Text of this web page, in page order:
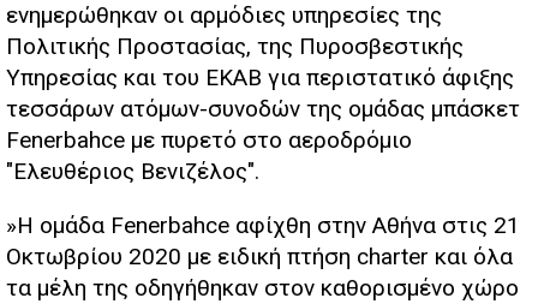
ενημερώθηκαν οι αρμόδιες υπηρεσίες της
Πολιτικής Προστασίας, της Πυροσβεστικής
Υπηρεσίας και του ΕΚΑΒ για περιστατικό άφιξης
τεσσάρων ατόμων-συνοδών της ομάδας μπάσκετ
Fenerbahce με πυρετό στο αεροδρόμιο
"Ελευθέριος Βενιζέλος".
»Η ομάδα Fenerbahce αφίχθη στην Αθήνα στις 21
Οκτωβρίου 2020 με ειδική πτήση charter και όλα
τα μέλη της οδηγήθηκαν στον καθορισμένο χώρο